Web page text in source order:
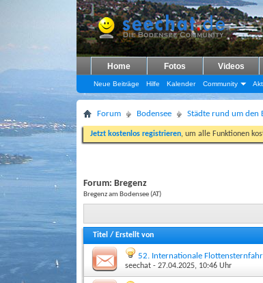
Home Fotos Videos
Neue Beiträge Hilfe Kalender Community
Forum Bodensee Städte rund um den
Jetzt kostenlos registrieren, um alle Funktionen
Forum: Bregenz
Bregenz am Bodensee (AT)
Titel / Erstellt von
52. Internationale
seechat - 27.04.2025, 10:46 Uhr